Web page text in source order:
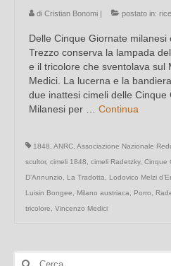
di Cristian Bonomi | postato in:
Delle Cinque Giornate milanesi
Trezzo conserva la lampada
e il tricolore che sventolava sul
Medici. La lucerna e la
due inattesi cimeli delle
Milanesi per … Continua
1848 ANRC Associazione Nazionale
scultor, cimeli 1848 cimeli Radetzky, Cinque
D’Annunzio
La Tradotta Lodovico Melzi
Luisin Bongee
Milano austriaca Porro
tricolore
Vincenzo Medici
Cerca: